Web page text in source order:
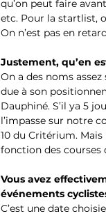
qu’on peut faire
etc. Pour la startlist,
On n’est pas en
Justement, qu’en
On a des noms
due à son
Dauphiné. S’il ya 5
l’impasse sur notre
10 du Critérium.
fonction des courses
Vous avez
événements
C’est une date